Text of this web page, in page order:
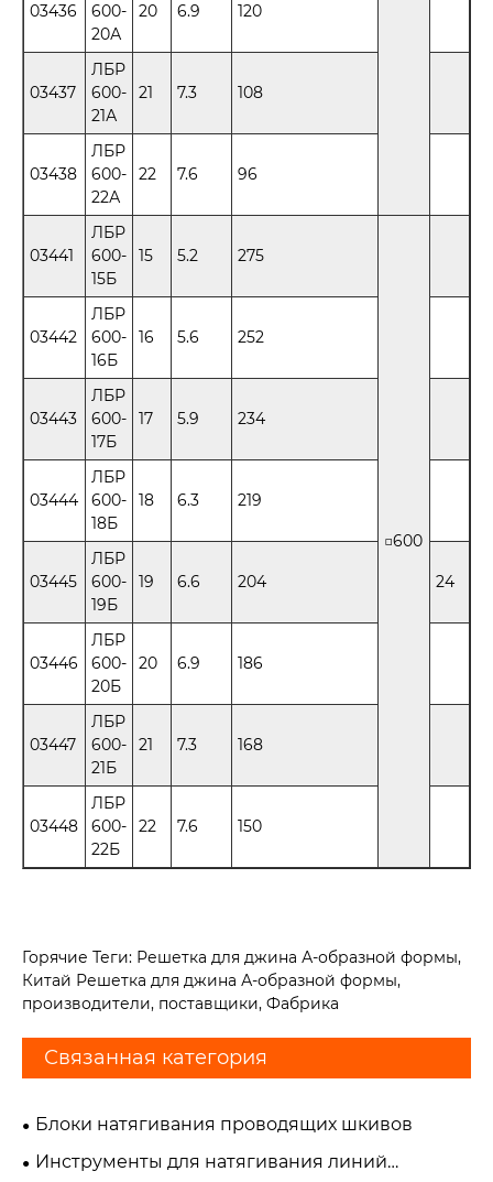
03436
600-
20А
20 6.9 120
03437
ЛБР
600-
21А
21 7.3 108
03438
ЛБР
600-
22А
22 7.6 96
03441
ЛБР
600-
15Б
15 5.2 275
□600
03442
ЛБР
600-
16Б
16 5.6 252
03443
ЛБР
600-
17Б
17 5.9 234
03444
ЛБР
600-
18Б
18 6.3 219
03445
ЛБР
600-
19Б
19 6.6 204 24
03446
ЛБР
600-
20Б
20 6.9 186
03447
ЛБР
600-
21Б
21 7.3 168
03448
ЛБР
600-
22Б
22 7.6 150
Горячие Теги: Решетка для джина А-образной формы,
Китай Решетка для джина А-образной формы,
производители, поставщики, Фабрика
Связанная категория
Блоки натягивания проводящих шкивов
Инструменты для натягивания линий